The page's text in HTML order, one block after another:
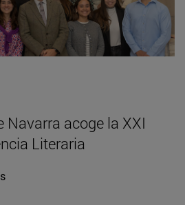
Navarra acoge la XXI
Literaria